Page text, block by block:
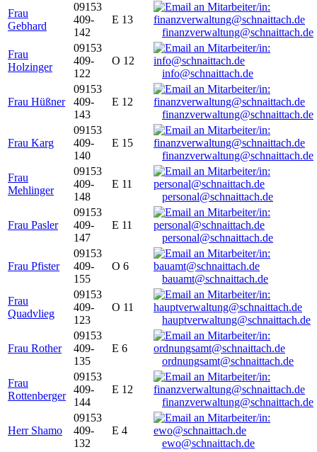
Frau
Gebhard
09153
409-
142
E 13
finanzverwaltung@schnaittach.de
Frau
Holzinger
09153
409-
122
O 12
info@schnaittach.de
Frau Hüßner
09153
409-
143
E 12
finanzverwaltung@schnaittach.de
Frau Karg
09153
409-
140
E 15
finanzverwaltung@schnaittach.de
Frau
Mehlinger
09153
409-
148
E 11
personal@schnaittach.de
Frau Pasler
09153
409-
147
E 11
personal@schnaittach.de
Frau Pfister
09153
409-
155
O 6
bauamt@schnaittach.de
Frau
Quadvlieg
09153
409-
123
O 11
hauptverwaltung@schnaittach.de
Frau Rother
09153
409-
135
E 6
ordnungsamt@schnaittach.de
Frau
Rottenberger
09153
409-
144
E 12
finanzverwaltung@schnaittach.de
Herr Shamo
09153
409-
132
E 4
ewo@schnaittach.de